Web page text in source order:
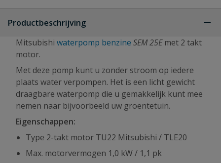
Productbeschrijving
Mitsubishi waterpomp benzine SEM 25Emet 2 takt
motor.
Met deze pomp kunt u zonder stroom op iedere
plaats water verpompen. Het is een licht gewicht
draagbare waterpomp die u gemakkelijk kunt mee
nemen naar bijvoorbeeld uw groentetuin.
Eigenschappen:
Type 2-takt motor TU22 Mitsubishi / TLE20
Max. motorvermogen 1,0 kW / 1,1 pk